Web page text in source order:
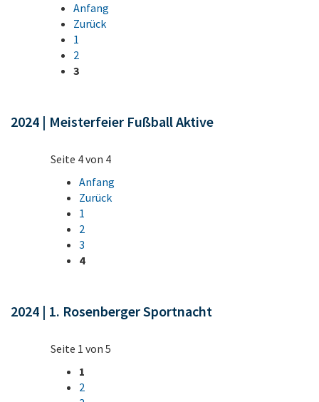
Anfang
Zurück
1
2
3
2024 | Meisterfeier Fußball Aktive
Seite 4 von 4
Anfang
Zurück
1
2
3
4
2024 | 1. Rosenberger Sportnacht
Seite 1 von 5
1
2